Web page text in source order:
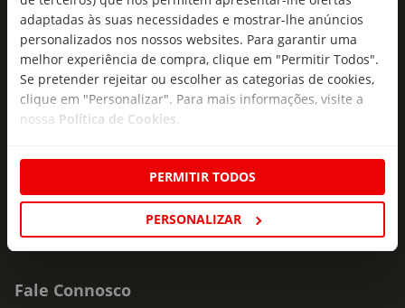
adaptadas às suas necessidades e mostrar-lhe anúncios
personalizados nos nossos websites. Para garantir uma
melhor experiência de compra, clique em "Permitir Todos".
Se pretender rejeitar ou escolher as categorias de cookies,
clique em "Personalizar". Para mais informações, visite a
nossa Política de Cookies.
PERMITIR TODOS
PERSONALIZAR
As novidades mais frescas no
seu e-mail!
Subscreva e descubra campanhas exclusivas,
ofertas e novidades para si.
Insira o seu e-
Fale Connosco